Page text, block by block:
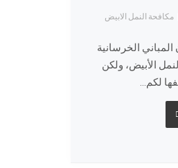
مكافحة النمل الابيض
الخرسانية
الأبيض، ولكن
لكم...